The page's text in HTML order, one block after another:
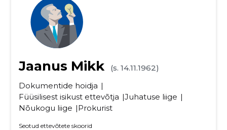
Jaanus Mikk
(s. 14.11.1962)
Dokumentide hoidja
Füüsilisest isikust ettevõtja
Juhatuse liige
Nõukogu liige
Prokurist
Seotud ettevõtete skoorid